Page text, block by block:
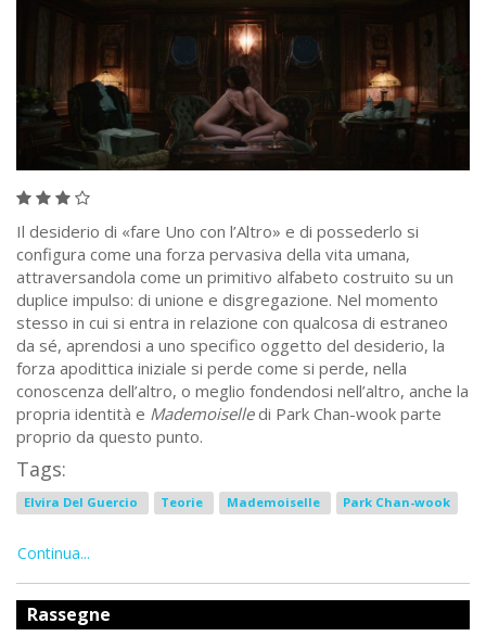
Il desiderio di «fare Uno con l’Altro» e di possederlo si
configura come una forza pervasiva della vita umana,
attraversandola come un primitivo alfabeto costruito su un
duplice impulso: di unione e disgregazione. Nel momento
stesso in cui si entra in relazione con qualcosa di estraneo
da sé, aprendosi a uno specifico oggetto del desiderio, la
forza apodittica iniziale si perde come si perde, nella
conoscenza dell’altro, o meglio fondendosi nell’altro, anche la
propria identità e Mademoiselledi Park Chan-wook parte
proprio da questo punto.
Tags:
Elvira Del Guercio Teorie Mademoiselle Park Chan-wook
Continua...
Rassegne